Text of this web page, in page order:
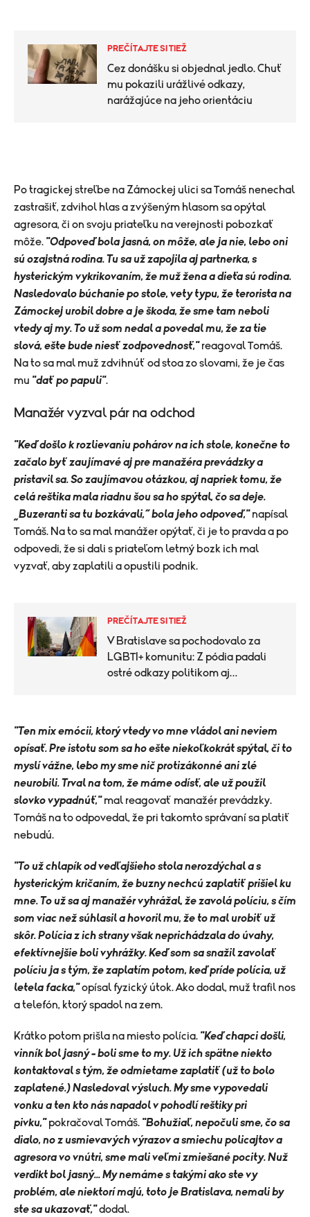
PREČÍTAJTE SI TIEŽ
Cez donášku si objednal jedlo. Chuť
mu pokazili urážlivé odkazy,
narážajúce na jeho orientáciu
Po tragickej streľbe na Zámockej ulici sa Tomáš nenechal
zastrašiť, zdvihol hlas a zvýšeným hlasom sa opýtal
agresora, či on svoju priateľku na verejnosti pobozkať
môže. "Odpoveď bola jasná, on môže, ale ja nie, lebo oni
sú ozajstná rodina. Tu sa už zapojila aj partnerka, s
hysterickým vykrikovaním, že muž žena a dieťa sú rodina.
Nasledovalo búchanie po stole, vety typu, že terorista na
Zámockej urobil dobre a je škoda, že sme tam neboli
vtedy aj my. To už som nedal a povedal mu, že za tie
slová, ešte bude niesť zodpovednosť,"reagoval Tomáš.
Na to sa mal muž zdvihnúť od stoa zo slovami, že je čas
mu "dať po papuli".
Manažér vyzval pár na odchod
"Keď došlo k rozlievaniu pohárov na ich stole, konečne to
začalo byť zaujímavé aj pre manažéra prevádzky a
pristavil sa. So zaujímavou otázkou, aj napriek tomu, že
celá reštika mala riadnu šou sa ho spýtal, čo sa deje.
„Buzeranti sa tu bozkávali,“ bola jeho odpoveď,"napísal
Tomáš. Na to sa mal manážer opýtať, či je to pravda a po
odpovedi, že si dali s priateľom letmý bozk ich mal
vyzvať, aby zaplatili a opustili podnik.
PREČÍTAJTE SI TIEŽ
V Bratislave sa pochodovalo za
LGBTI+ komunitu: Z pódia padali
ostré odkazy politikom aj
"Ten mix emócii, ktorý vtedy vo mne vládol ani neviem
opísať. Pre istotu som sa ho ešte niekoľkokrát spýtal, či to
myslí vážne, lebo my sme nič protizákonné ani zlé
neurobili. Trval na tom, že máme odísť, ale už použil
slovko vypadnúť,"mal reagovať manažér prevádzky.
Tomáš na to odpovedal, že pri takomto správaní sa platiť
nebudú.
"To už chlapík od vedľajšieho stola nerozdýchal a s
hysterickým kričaním, že buzny nechcú zaplatiť prišiel ku
mne. To už sa aj manažér vyhrážal, že zavolá políciu, s čím
som viac než súhlasil a hovoril mu, že to mal urobiť už
skôr. Polícia z ich strany však neprichádzala do úvahy,
efektívnejšie boli vyhrážky. Keď som sa snažil zavolať
políciu ja s tým, že zaplatím potom, keď príde polícia, už
letela facka,"opísal fyzický útok. Ako dodal, muž trafil nos
a telefón, ktorý spadol na zem.
Krátko potom prišla na miesto polícia. "Keď chapci došli,
vinník bol jasný – boli sme to my. Už ich spätne niekto
kontaktoval s tým, že odmietame zaplatiť (už to bolo
zaplatené.) Nasledoval výsluch. My sme vypovedali
vonku a ten kto nás napadol v pohodlí reštiky pri
pivku,"pokračoval Tomáš. "Bohužiaľ, nepočuli sme, čo sa
dialo, no z usmievavých výrazov a smiechu policajtov a
agresora vo vnútri, sme mali veľmi zmiešané pocity. Nuž
verdikt bol jasný... My nemáme s takými ako ste vy
problém, ale niektorí majú, toto je Bratislava, nemali by
ste sa ukazovať,"dodal.